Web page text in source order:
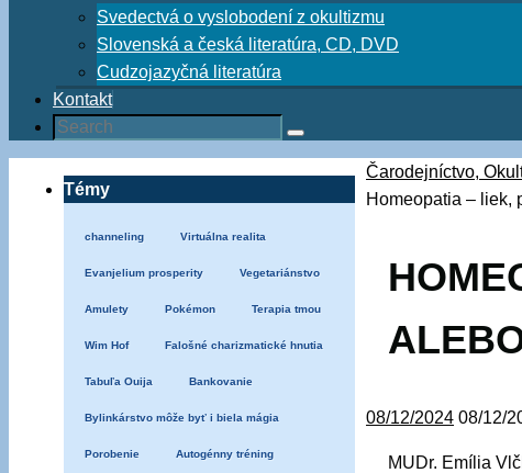
Svedectvá o vyslobodení z okultizmu
Slovenská a česká literatúra, CD, DVD
Cudzojazyčná literatúra
Kontakt
Search
Search
Home
Čarodejníctvo,
Homeopatia – liek,
08/12/2024 08/12/
MUDr. Emília
Témy
channeling Virtuálna realita
Evanjelium prosperity Vegetariánstvo
Amulety Pokémon Terapia tmou
Wim Hof Falošné charizmatické hnutia
Tabuľa Ouija Bankovanie
Bylinkárstvo môže byť i biela mágia
Porobenie Autogénny tréning